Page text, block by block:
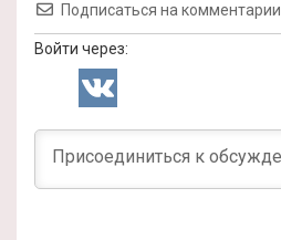
Подписаться на комментарии
Войти через: